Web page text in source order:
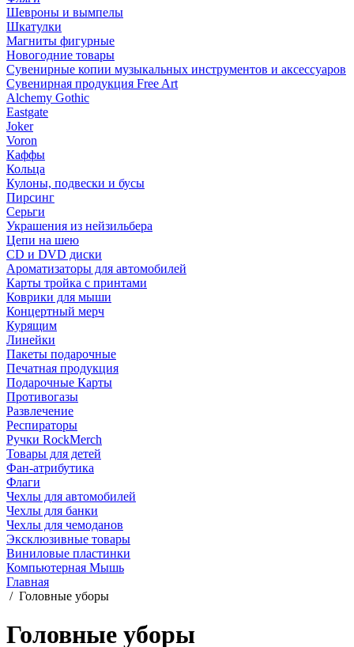
Шевроны и вымпелы
Шкатулки
Магниты фигурные
Новогодние товары
Сувенирные копии музыкальных инструментов и аксессуаров
Сувенирная продукция Free Art
Alchemy Gothic
Eastgate
Joker
Voron
Каффы
Кольца
Кулоны, подвески и бусы
Пирсинг
Серьги
Украшения из нейзильбера
Цепи на шею
CD и DVD диски
Ароматизаторы для автомобилей
Карты тройка с принтами
Коврики для мыши
Концертный мерч
Курящим
Линейки
Пакеты подарочные
Печатная продукция
Подарочные Карты
Противогазы
Развлечение
Респираторы
Ручки RockMerch
Товары для детей
Фан-атрибутика
Флаги
Чехлы для автомобилей
Чехлы для банки
Чехлы для чемоданов
Эксклюзивные товары
Виниловые пластинки
Компьютерная Мышь
Главная
/ Головные уборы
Головные уборы